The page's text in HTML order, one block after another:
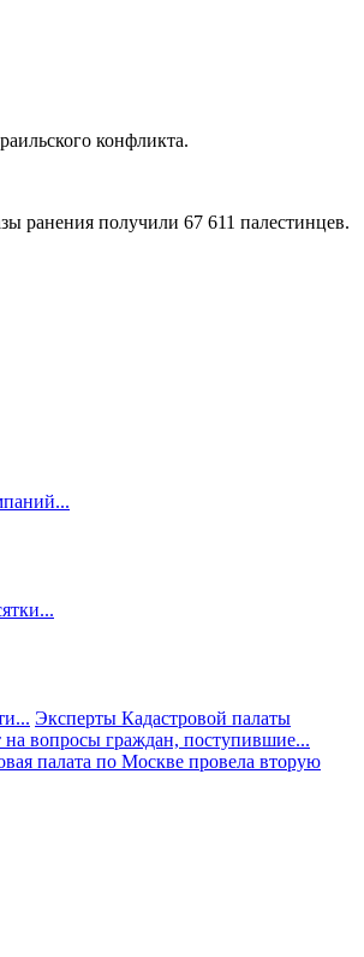
конфликта.
ранения получили 67 611 палестинцев.
Эксперты Кадастровой палаты
на вопросы граждан, поступившие...
палата по Москве провела вторую